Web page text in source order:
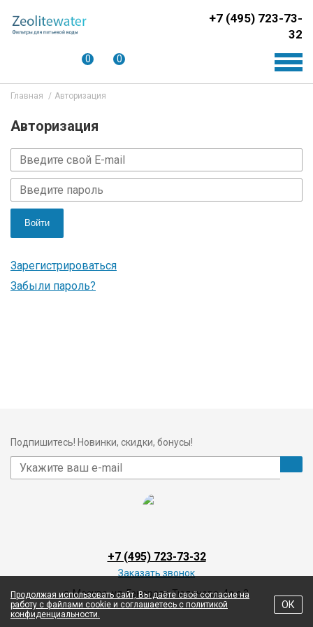
+7 (495) 723-73-
32
0 0
Главная Авторизация
Авторизация
Войти
Зарегистрироваться
Забыли пароль?
Подпишитесь! Новинки, скидки, бонусы!
+7 (495) 723-73-32
Заказать звонок
г. Москва, ул. Генерала Тюленева, 4а с 3
Продолжая использовать сайт, Вы даёте своё согласие на
работу с файлами cookie и соглашаетесь с политикой
конфиденциальности.
ОК